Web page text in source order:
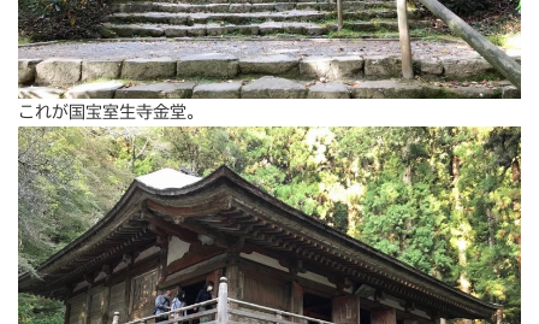
これが国宝室生寺金堂。